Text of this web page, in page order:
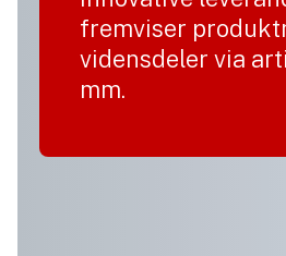
fremviser
vidensdeler via
mm.